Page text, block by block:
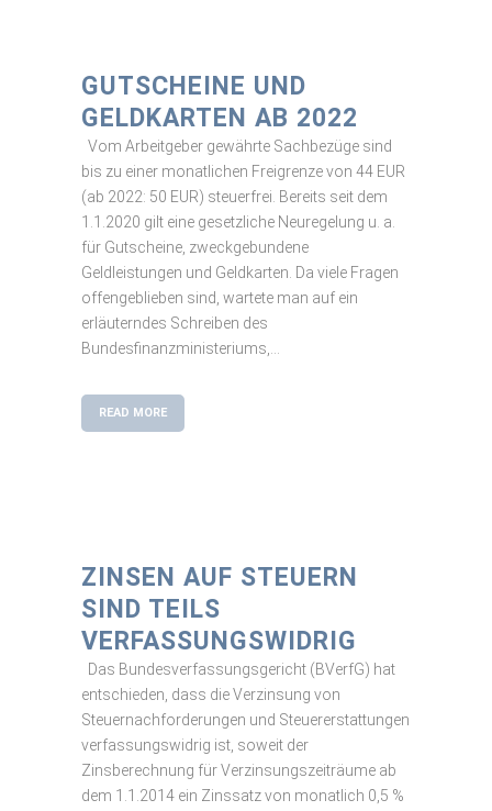
GUTSCHEINE UND
GELDKARTEN AB 2022
Vom Arbeitgeber gewährte Sachbezüge sind
bis zu einer monatlichen Freigrenze von 44 EUR
(ab 2022: 50 EUR) steuerfrei. Bereits seit dem
1.1.2020 gilt eine gesetzliche Neuregelung u. a.
für Gutscheine, zweckgebundene
Geldleistungen und Geldkarten. Da viele Fragen
offengeblieben sind, wartete man auf ein
erläuterndes Schreiben des
Bundesfinanzministeriums,...
READ MORE
ZINSEN AUF STEUERN
SIND TEILS
VERFASSUNGSWIDRIG
Das Bundesverfassungsgericht (BVerfG) hat
entschieden, dass die Verzinsung von
Steuernachforderungen und Steuererstattungen
verfassungswidrig ist, soweit der
Zinsberechnung für Verzinsungszeiträume ab
dem 1.1.2014 ein Zinssatz von monatlich 0,5 %